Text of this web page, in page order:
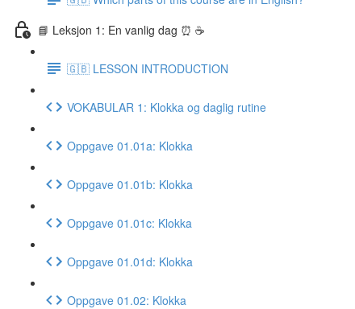
📘 Leksjon 1: En vanlig dag ⏰ ☕️
🇬🇧 LESSON INTRODUCTION
VOKABULAR 1: Klokka og daglig rutine
Oppgave 01.01a: Klokka
Oppgave 01.01b: Klokka
Oppgave 01.01c: Klokka
Oppgave 01.01d: Klokka
Oppgave 01.02: Klokka